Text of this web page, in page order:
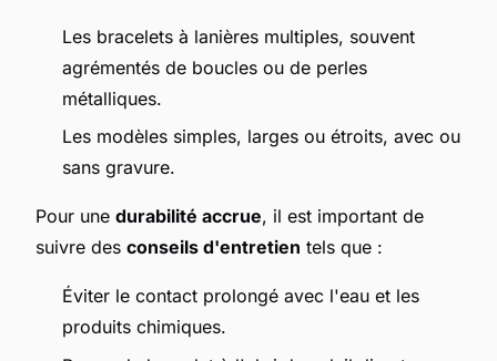
Les bracelets à lanières multiples, souvent
agrémentés de boucles ou de perles
métalliques.
Les modèles simples, larges ou étroits, avec ou
sans gravure.
Pour une durabilité accrue, il est important de
suivre des conseils d'entretien tels que :
Éviter le contact prolongé avec l'eau et les
produits chimiques.